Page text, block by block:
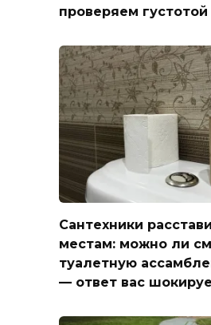
проверяем
Сантехники
местам: можно ли
туалетную
— ответ вас